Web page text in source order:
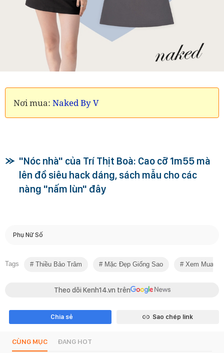
Nơi mua: Naked By V
"Nóc nhà" của Trí Thịt Boà: Cao cỡ 1m55 mà
lên đồ siêu hack dáng, sách mẫu cho các
nàng "nấm lùn" đây
Phụ Nữ Số
Tags Thiều Bảo Trâm Mặc Đẹp Giống Sao Xem Mua
Theo dõi Kenh14.vn trên
Chia sẻ Sao chép link
CÙNG MỤC ĐANG HOT